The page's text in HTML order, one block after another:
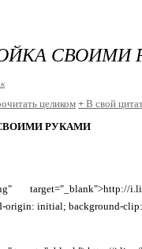
СВОИМИ
целиком+ В свой
РУКАМИ
origin: initial; background-